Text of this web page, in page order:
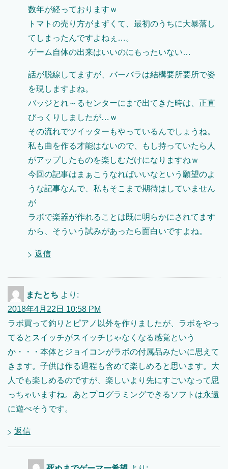
数年が経っておりますｗ
トマトの売り方がまずくて、最初のうちに大暴落し
てしまったんですよねぇ…。
ゲーム自体の出来はいいのにもったいない…
話が脱線してますが、バーバラは結構要所要所で姿
を現しますよね。
バッジとれ～るセンターにまで出てきた時は、正直
びっくりしましたが…ｗ
その流れでツイッターもやっているんでしょうね。
私も曲を作る才能はないので、もし持っていたら人
がアップしたものを楽しむだけになりますねｗ
今回の記事はまぁこうなればいいなという願望のよ
うな記事なんで、私もそこまで期待はしていません
が
ラボで楽器が作れることは既に明らかにされてます
から、そういう試みがあったら面白いですよね。
返信
またとち より:
2018年4月22日 10:58 PM
ラボ買って釣りとピアノ以外を作りましたが、ラボをやっ
てるとスイッチがスイッチじゃなくなる感覚という
か・・・本体とジョイコンがラボの付属品みたいに思えて
きます。子供は作る過程も含めて楽しめると思います。大
人でも楽しめるのですが、楽しいより先にすごいなって思
っちゃいますね。あとプログラミングできるソフトは永遠
に遊べそうです。
返信